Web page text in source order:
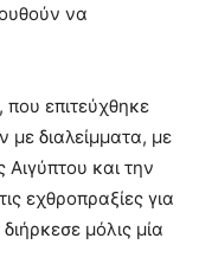
να
επιτεύχθηκε
με διαλείμματα, με
και την
εχθροπραξίες για
μόλις μία